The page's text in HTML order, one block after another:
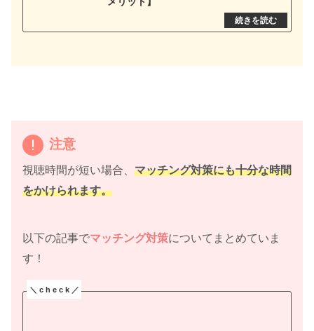
注意
視聴時間が短い場合、 マッチング対策にも十分な時間
をかけられます。
以下の記事でマッチング対策についてまとめていま
す！